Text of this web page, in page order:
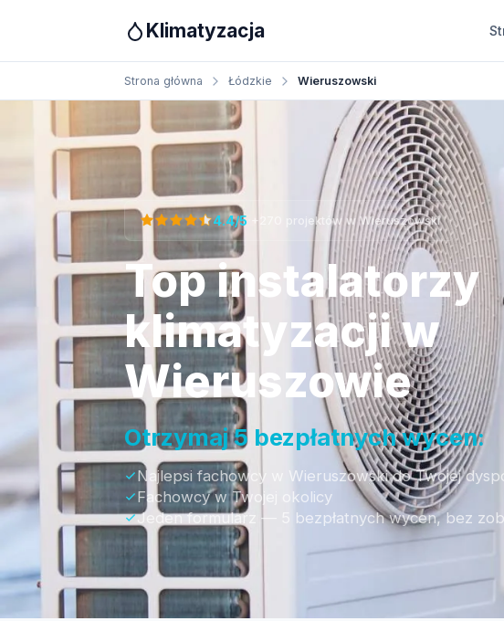
Klimatyzacja
Strona główna Łódzkie Wieruszowski
4.4/5 +270 projektów w Wieruszowski
Top instalatorzy
klimatyzacji w
Wieruszowie
Otrzymaj 5 bezpłatnych wycen:
Najlepsi fachowcy w Wieruszowski do Twojej
Fachowcy w Twojej okolicy
Jeden formularz — 5 bezpłatnych wycen, bez